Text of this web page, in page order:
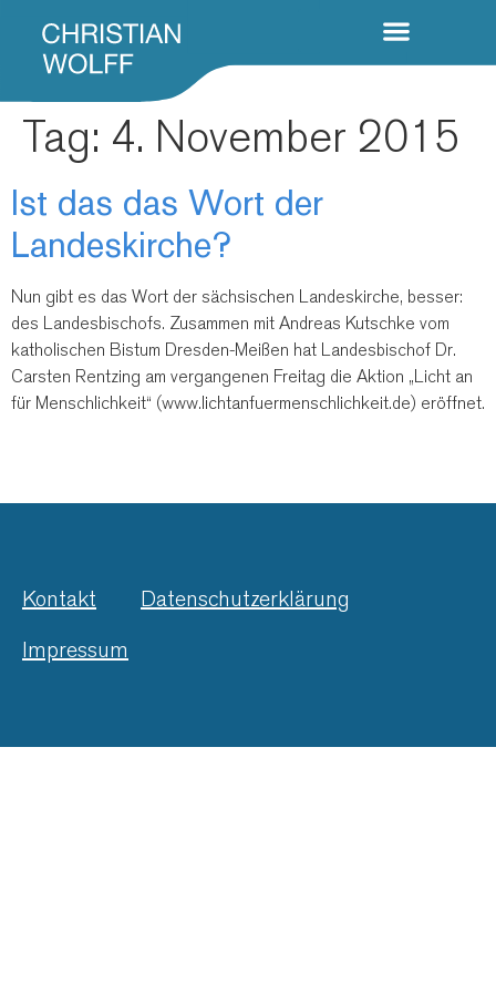
Tag: 4. November 2015
Ist das das Wort der
Landeskirche?
Nun gibt es das Wort der sächsischen Landeskirche, besser:
des Landesbischofs. Zusammen mit Andreas Kutschke vom
katholischen Bistum Dresden-Meißen hat Landesbischof Dr.
Carsten Rentzing am vergangenen Freitag die Aktion „Licht an
für Menschlichkeit“ (www.lichtanfuermenschlichkeit.de) eröffnet.
Kontakt
Datenschutzerklärung
Impressum